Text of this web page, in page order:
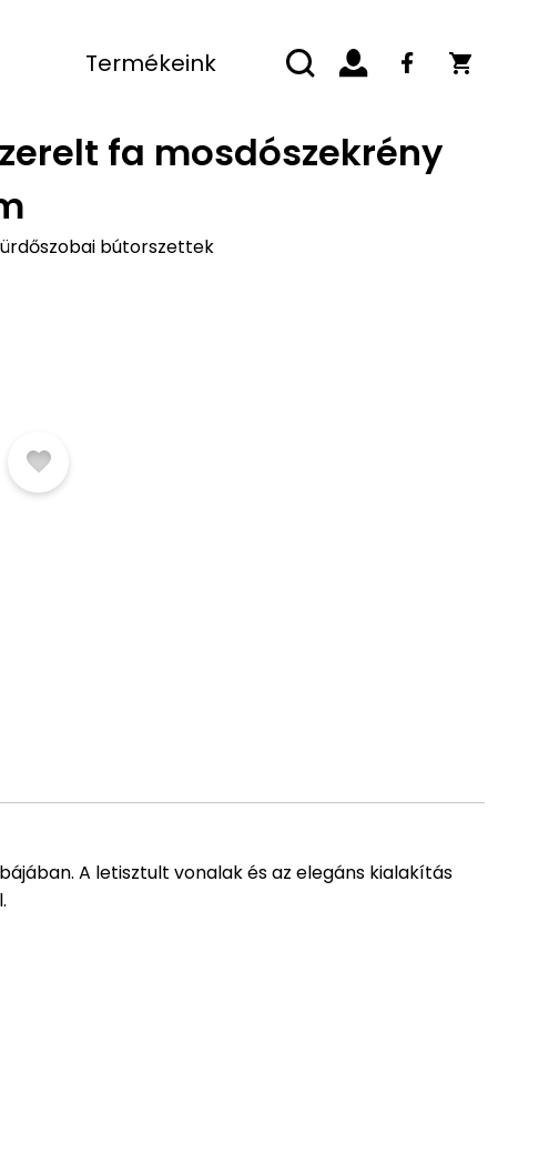
Termékeink
fa mosdószekrény
bútorszettek
A letisztult vonalak és az elegáns kialakítás